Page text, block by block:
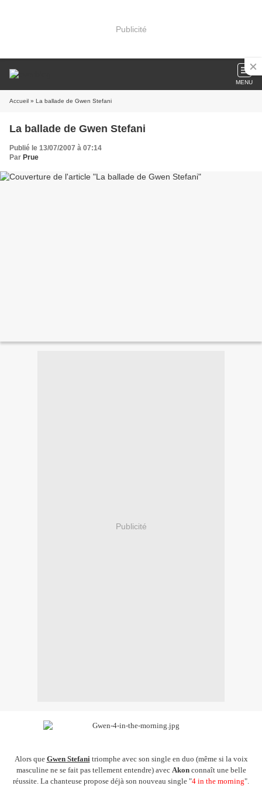
Publicité
MENU
Accueil » La ballade de Gwen Stefani
La ballade de Gwen Stefani
Publié le 13/07/2007 à 07:14
Par Prue
Publicité
Alors que Gwen Stefanitriomphe avec son single en duo (même si la voix
masculine ne se fait pas tellement entendre) avec Akonconnaît une belle
réussite. La chanteuse propose déjà son nouveau single "4 in the morning".